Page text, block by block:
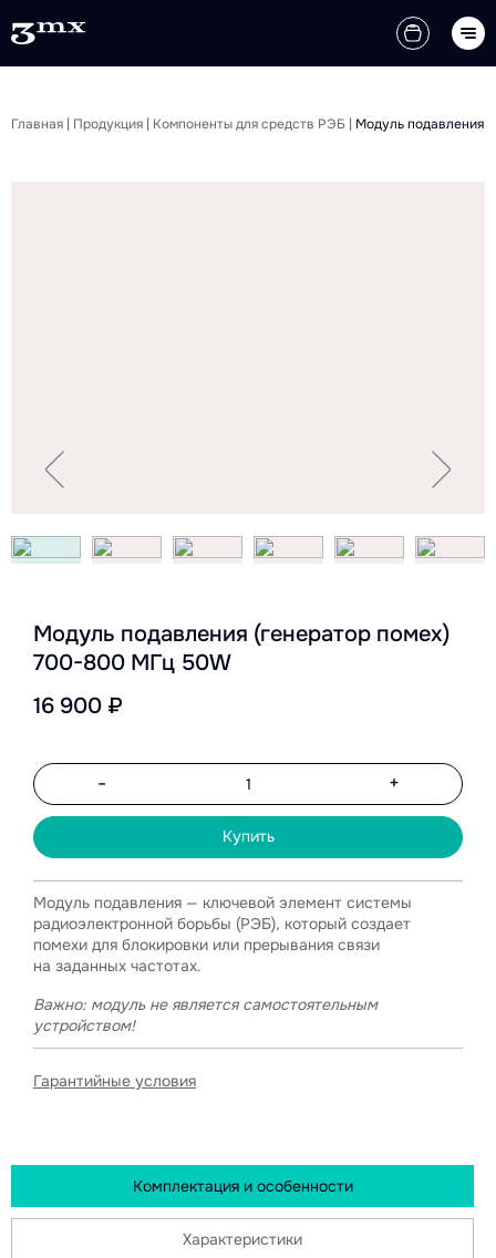
Главная | Продукция | Компоненты для средств РЭБ | Модуль подавления
Модуль подавления (генератор помех)
700-800 МГц 50W
16 900 ₽
- +
Купить
Модуль подавления — ключевой элемент системы
радиоэлектронной борьбы (РЭБ), который создает
помехи для блокировки или прерывания связи
на заданных частотах.
Важно: модуль не является самостоятельным
устройством!
Гарантийные условия
Комплектация и особенности
Характеристики